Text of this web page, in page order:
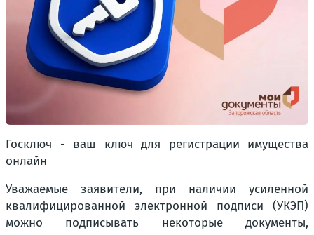
Госключ - ваш ключ для регистрации имущества
онлайн
Уважаемые заявители, при наличии усиленной
квалифицированной электронной подписи (УКЭП)
можно подписывать некоторые документы,